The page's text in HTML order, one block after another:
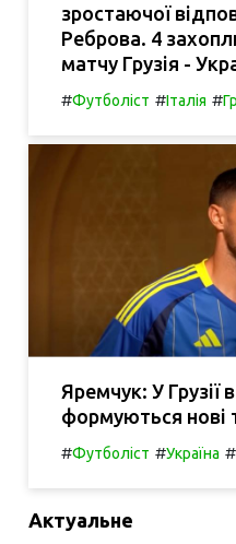
зростаючої
Реброва. 4
матчу Грузія -
#Футболіст #Італія #
Яремчук: У
формуються нові
#Футболіст #Україна #
Актуальне